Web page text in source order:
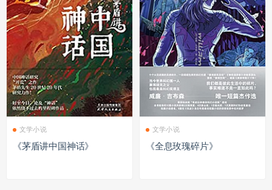
文学小说
《茅盾讲中国神话》
文学小说
《全息玫瑰碎片》